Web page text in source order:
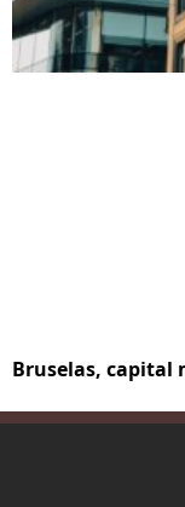
Bruselas, capital